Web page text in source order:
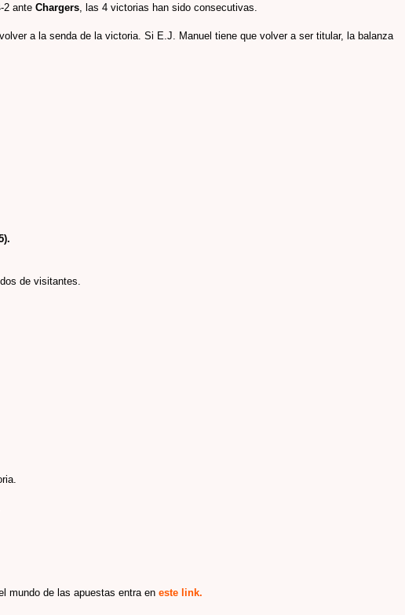
2 ante Chargers , las 4 victorias han sido consecutivas.
a la senda de la victoria. Si E.J. Manuel tiene que volver a ser titular, la balanza
de visitantes.
mundo de las apuestas entra en este link.